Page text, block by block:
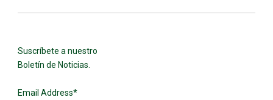
Suscríbete a nuestro
Boletín de Noticias.
Email Address*